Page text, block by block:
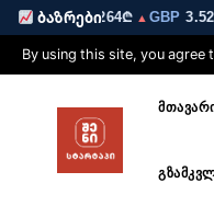
ბაზრები
EUR 3.0264₾▲GBP3.5296₾
By using this site, you agree